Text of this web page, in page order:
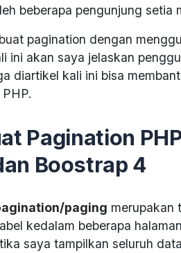
beberapa pengunjung setia
pagination dengan
ini akan saya jelaskan
diartikel kali ini bisa
Pagination
Boostrap 4
paging merupakan
kedalam beberapa
saya tampilkan seluruh